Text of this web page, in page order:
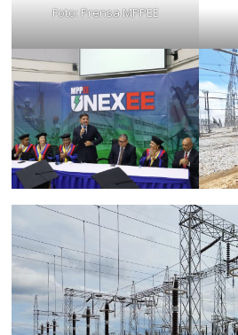
Foto: Prensa MPPEE